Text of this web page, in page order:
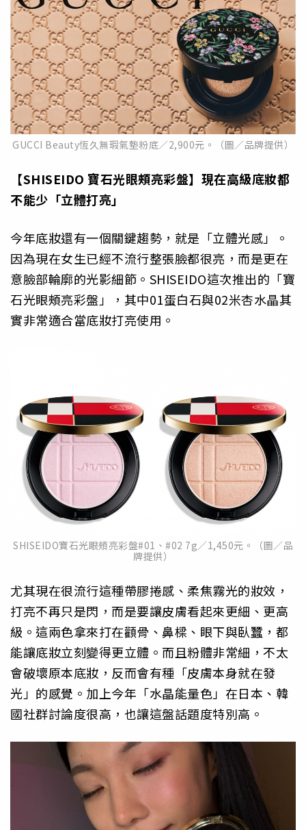
GUCCI Beauty恆久無瑕氣墊粉底／2,900元。（圖／品牌提供）
【SHISEIDO 寶石光眼頰亮彩盤】現在高級底妝都
不能少「立體打亮」
今年底妝還有一個關鍵趨勢，就是「立體光感」。
因為現在女生已經不流行整張臉都很亮，而是更在
意臉部輪廓的光影細節。SHISEIDO這次推出的「寶
石光眼頰亮彩盤」，其中01蛋白石與02米杏水晶其
實非常適合當底妝打亮使用。
SHISEIDO寶石光眼頰亮彩盤#01、#02 7g／1,450元。（圖／品
牌提供）
尤其現在很流行這種帶膠捲感、柔焦霧光的妝效，
打亮不再只是閃，而是要讓皮膚看起來更細、更高
級。這兩色拿來打在顴骨、鼻樑、眼下與臥蠶，都
能讓底妝立刻變得更立體。而且粉體非常細，不太
會破壞原本底妝，反而會有種「皮膚本身就在發
光」的感覺。加上今年「水晶能量色」在日本、韓
國社群討論度很高，也讓這盤話題度特別高。